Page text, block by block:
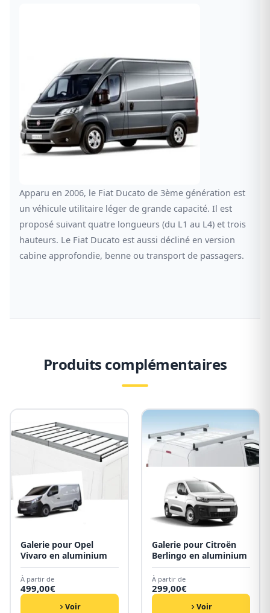
Apparu en 2006, le Fiat Ducato de 3ème génération est
un véhicule utilitaire léger de grande capacité. Il est
proposé suivant quatre longueurs (du L1 au L4) et trois
hauteurs. Le Fiat Ducato est aussi décliné en version
cabine approfondie, benne ou transport de passagers.
Produits complémentaires
Galerie pour Opel
Vivaro en aluminium
À partir de
499,00€
Voir
Galerie pour Citroën
Berlingo en aluminium
À partir de
299,00€
Voir